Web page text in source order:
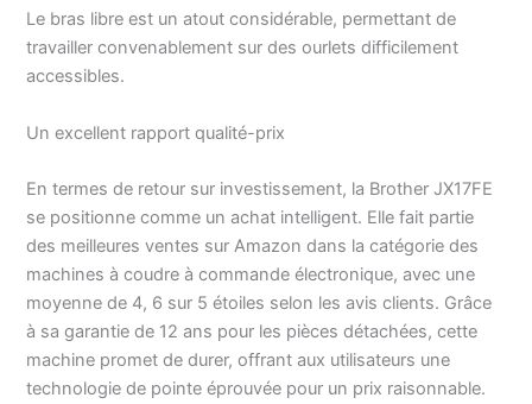
créatif sera réalisé
simplement et
de réaliser les coutures
contour de tout type de
vêtement, comme les
jambes des pantalons,
les poignets, les gants et
Le bras libre est un atout considérable, permettant de
travailler convenablement sur des ourlets difficilement
accessibles.
Un excellent rapport qualité-prix
En termes de retour sur investissement, la Brother JX17FE
se positionne comme un achat intelligent. Elle fait partie
des meilleures ventes sur Amazon dans la catégorie des
machines à coudre à commande électronique, avec une
moyenne de 4, 6 sur 5 étoiles selon les avis clients. Grâce
à sa garantie de 12 ans pour les pièces détachées, cette
machine promet de durer, offrant aux utilisateurs une
technologie de pointe éprouvée pour un prix raisonnable.